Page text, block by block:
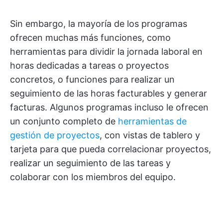
Sin embargo, la mayoría de los programas
ofrecen muchas más funciones, como
herramientas para dividir la jornada laboral en
horas dedicadas a tareas o proyectos
concretos, o funciones para realizar un
seguimiento de las horas facturables y generar
facturas. Algunos programas incluso le ofrecen
un conjunto completo de herramientas de
gestión de proyectos, con vistas de tablero y
tarjeta para que pueda correlacionar proyectos,
realizar un seguimiento de las tareas y
colaborar con los miembros del equipo.